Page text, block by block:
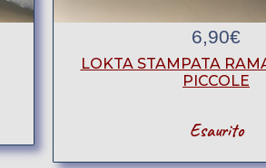
6,90€
LOKTA STAMPATA
PICCOLE
Esaurito